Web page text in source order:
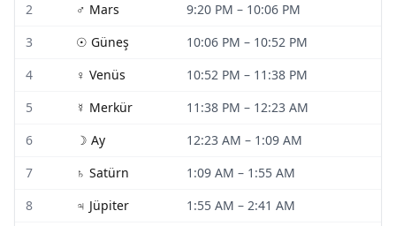
2
♂ Mars 9:20 PM – 10:06 PM
3
☉ Güneş 10:06 PM – 10:52 PM
4
♀ Venüs 10:52 PM – 11:38 PM
5
☿ Merkür 11:38 PM – 12:23 AM
6
☽ Ay 12:23 AM – 1:09 AM
7
♄ Satürn 1:09 AM – 1:55 AM
8
♃ Jüpiter 1:55 AM – 2:41 AM